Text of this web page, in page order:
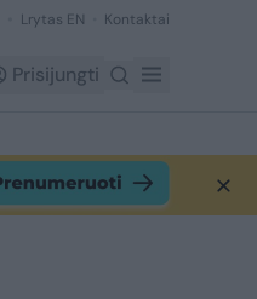
Lrytas EN Kontaktai
Prisijungti